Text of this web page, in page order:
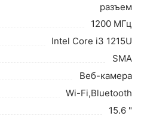
разъем
1200 МГц
Intel Core i3 1215U
SMA
Веб-камера
Wi-Fi,Bluetooth
15.6 "